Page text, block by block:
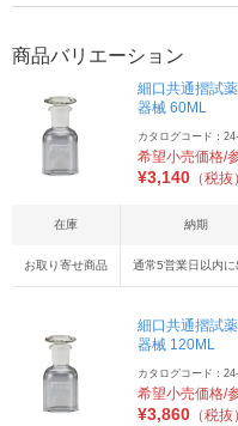
商品バリエーション
細口共通摺試
器械 60ML
カタログコード：
希望小売価格/
¥3,140 （税抜）
在庫 納期
お取り寄せ商品 通常5営業日以内に
細口共通摺試
器械 120ML
カタログコード：
希望小売価格/
¥3,860 （税抜）